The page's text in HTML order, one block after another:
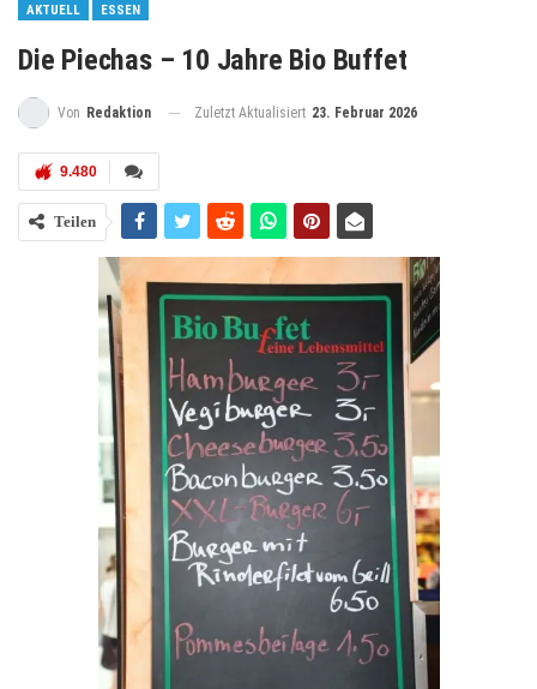
AKTUELL ESSEN
Die Piechas – 10 Jahre Bio Buffet
Von Redaktion Zuletzt Aktualisiert 23. Februar 2026
9.480
Teilen